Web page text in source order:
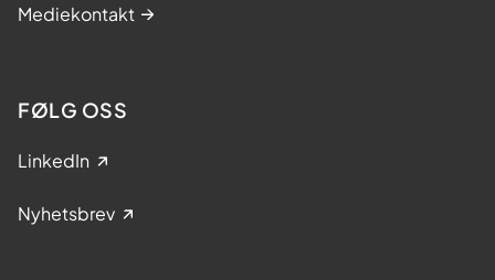
Mediekontakt
FØLG OSS
LinkedIn
Nyhetsbrev